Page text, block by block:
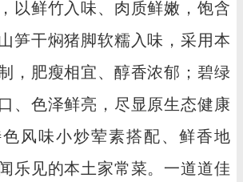
以鲜竹入味、肉质鲜嫩，饱含
笋干焖猪脚软糯入味，采用本
，肥瘦相宜、醇香浓郁；碧绿
、色泽鲜亮，尽显原生态健康
风味小炒荤素搭配、鲜香地
乐见的本土家常菜。一道道佳